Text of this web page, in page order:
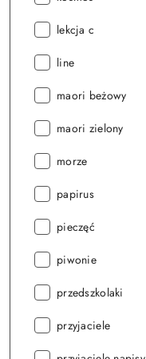
Seria:
lekcja c
Seria:
line
Seria:
maori beżowy
Seria:
maori zielony
Seria:
morze
Seria:
papirus
Seria:
pieczęć
Seria:
piwonie
Seria:
przedszkolaki
Seria:
przyjaciele